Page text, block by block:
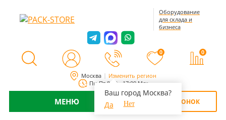
Москва Изменить регион
Ваш город Москва?
Да
Нет
Пн-Пт 8:00 - 17:00 Мск
Оборудование
для склада и
бизнеса
0 0
МЕНЮ ОБРАТНЫЙ ЗВОНОК